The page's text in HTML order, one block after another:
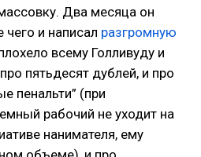
Два месяца он
чего и написал разгромную
всему Голливуду и
пятьдесят дублей, и про
пенальти” (при
рабочий не уходит на
нанимателя, ему